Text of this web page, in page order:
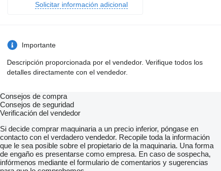
Solicitar información adicional
Importante
Descripción proporcionada por el vendedor. Verifique todos los
detalles directamente con el vendedor.
Consejos de compra
Consejos de seguridad
Verificación del vendedor
Si decide comprar maquinaria a un precio inferior, póngase en
contacto con el verdadero vendedor. Recopile toda la información
que le sea posible sobre el propietario de la maquinaria. Una forma
de engaño es presentarse como empresa. En caso de sospecha,
infórmenos mediante el formulario de comentarios y sugerencias